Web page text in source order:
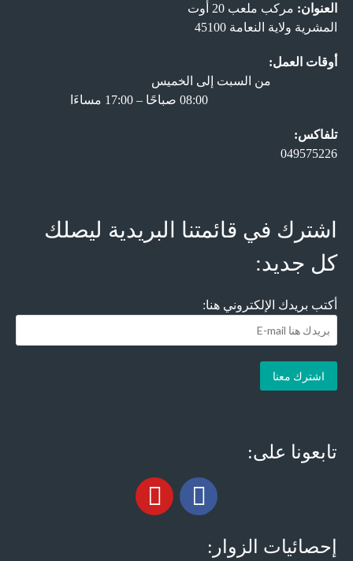
العنوان: مركب ملعب 20 أوت
المشرية ولاية النعامة 45100
أوقات العمل:
من السبت إلى الخميس
تلفاكس:
049575226
اشترك في قائمتنا البريدية ليصلك
كل جديد:
أكتب بريدك الإلكتروني هنا:
تابعونا على:
إحصائيات الزوار: